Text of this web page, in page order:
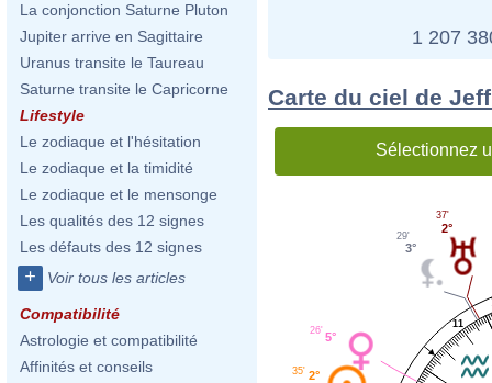
La conjonction Saturne Pluton
Jupiter arrive en Sagittaire
Uranus transite le Taureau
Saturne transite le Capricorne
Lifestyle
Le zodiaque et l'hésitation
Le zodiaque et la timidité
Le zodiaque et le mensonge
Les qualités des 12 signes
Les défauts des 12 signes
+ Voir tous les articles
Compatibilité
Astrologie et compatibilité
Affinités et conseils
1 207
Carte du ciel de
Sélectionnez
11
2°
37'
3°
29'
5°
26'
2°
35'